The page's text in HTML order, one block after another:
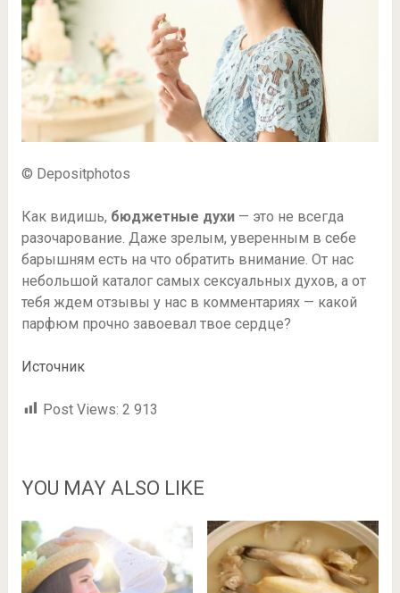
© Depositphotos
Как видишь, бюджетные духи— это не всегда
разочарование. Даже зрелым, уверенным в себе
барышням есть на что обратить внимание. От нас
небольшой каталог самых сексуальных духов, а от
тебя ждем отзывы у нас в комментариях — какой
парфюм прочно завоевал твое сердце?
Источник
Post Views: 2 913
YOU MAY ALSO LIKE